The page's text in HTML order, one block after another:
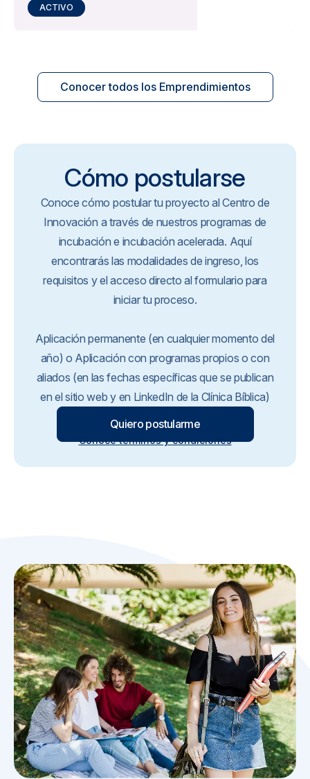
ACTIVO
Conocer todos los Emprendimientos
Cómo postularse
Conoce cómo postular tu proyecto al Centro de
Innovación a través de nuestros programas de
incubación e incubación acelerada. Aquí
encontrarás las modalidades de ingreso, los
requisitos y el acceso directo al formulario para
iniciar tu proceso.
Aplicación permanente (en cualquier momento del
año) o Aplicación con programas propios o con
aliados (en las fechas específicas que se publican
en el sitio web y en LinkedIn de la Clínica Bíblica)
Quiero postularme
Conoce términos y condiciones